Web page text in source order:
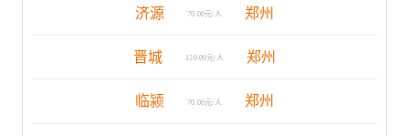
济源 70.00元/人 郑州
晋城 120.00元/人 郑州
临颍 70.00元/人 郑州